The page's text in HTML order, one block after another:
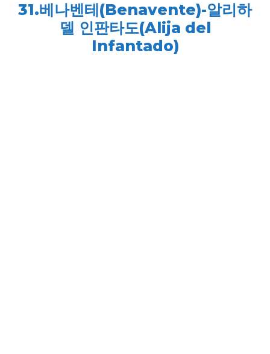
31.베나벤테(Benavente)-알리하
델 인판타도(Alija del
Infantado)